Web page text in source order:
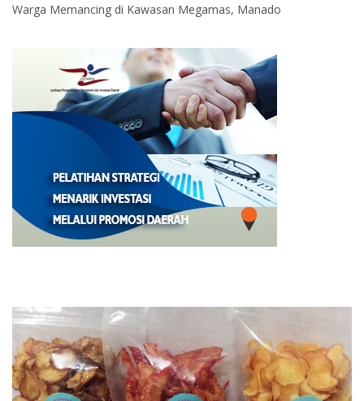
Warga Memancing di Kawasan Megamas, Manado